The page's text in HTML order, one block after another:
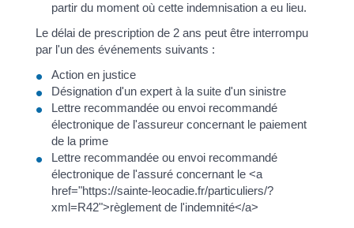
partir du moment où cette indemnisation a eu lieu.
Le délai de prescription de 2 ans peut être interrompu
par l'un des événements suivants :
Action en justice
Désignation d'un expert à la suite d'un sinistre
Lettre recommandée ou envoi recommandé
électronique de l'assureur concernant le paiement
de la prime
Lettre recommandée ou envoi recommandé
électronique de l'assuré concernant le <a
href="https://sainte-leocadie.fr/particuliers/?
xml=R42">règlement de l'indemnité</a>